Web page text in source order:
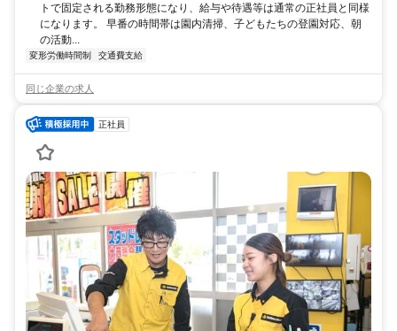
トで固定される勤務形態になり、給与や待遇等は通常の正社員と同様
になります。 早番の時間帯は園内清掃、子どもたちの登園対応、朝
の活動...
変形労働時間制 交通費支給
同じ企業の求人
正社員